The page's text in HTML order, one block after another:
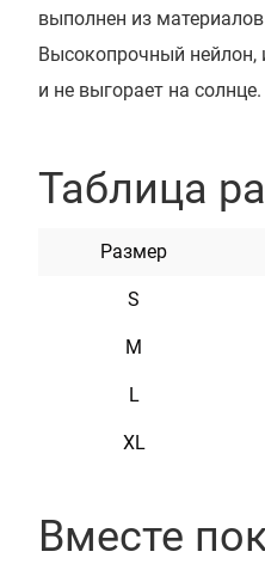
выполнен из
Высокопрочный нейлон,
и не выгорает на солнце.
Можно награвировать
Текст наносится с
Этот ошейник мягкий
Материал
Таблица
Размер
S
M
L
XL
Вместе